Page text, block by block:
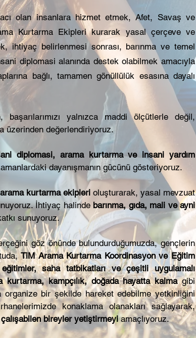
olan insanlara hizmet etmek, Afet, Savaş ve
Kurtarma Ekipleri kurarak yasal çerçeve ve
ihtiyaç belirlenmesi sonrası, barınma ve temel
diplomasi alanında destek olabilmek amacıyla
bağlı, tamamen gönüllülük esasına dayalı
yalnızca maddi ölçütlerle değil,
üzerinden değerlendiriyoruz.
diplomasi, arama kurtarma ve insani yardım
dayanışmanın gücünü gösteriyoruz.
kurtarma ekiplerioluşturarak, yasal mevzuat
İhtiyaç halinde barınma, gıda, mali ve ayni
sunuyoruz.
göz önünde bulundurduğumuzda, gençlerin
TiM Arama Kurtarma Koordinasyon ve Eğitim
saha tatbikatları ve çeşitli uygulamalı
kurtarma, kampçılık, doğada hayatta kalmagibi
organize bir şekilde hareket edebilme yetkinliğini
konaklama olanakları sağlayarak,
bireyler yetiştirmeyiamaçlıyoruz.